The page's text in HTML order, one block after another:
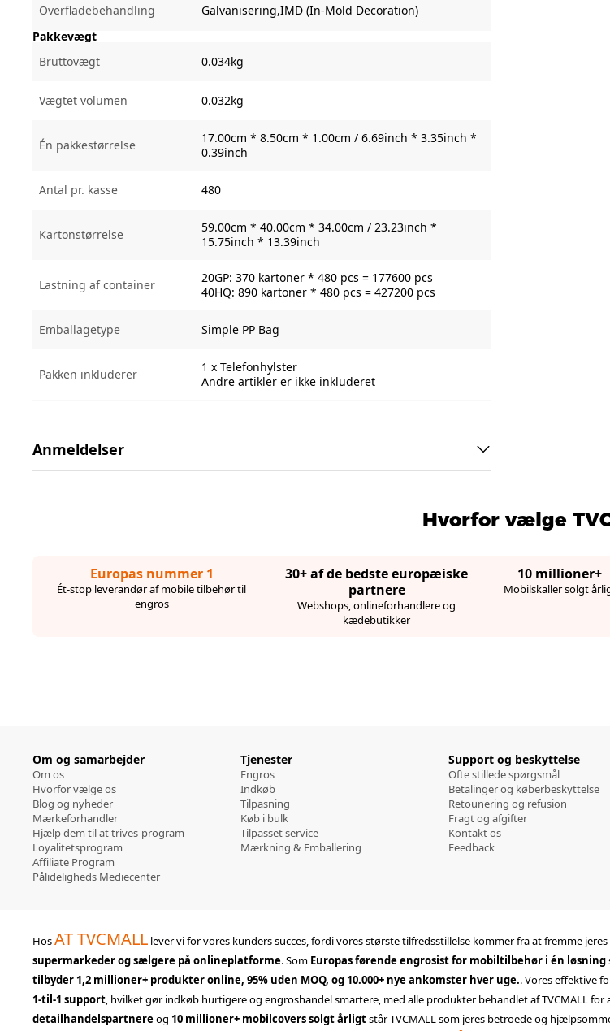
Overfladebehandling
Galvanisering,IMD (In-Mold Decoration)
Pakkevægt
Bruttovægt
0.034kg
Vægtet volumen 0.032kg
Én pakkestørrelse
17.00cm * 8.50cm * 1.00cm / 6.69inch * 3.35inch *
0.39inch
Antal pr. kasse 480
Kartonstørrelse
59.00cm * 40.00cm * 34.00cm / 23.23inch *
15.75inch * 13.39inch
Lastning af container
20GP: 370 kartoner * 480 pcs = 177600 pcs
40HQ: 890 kartoner * 480 pcs = 427200 pcs
Emballagetype Simple PP Bag
Pakken inkluderer
1 x Telefonhylster
Andre artikler er ikke inkluderet
Anmeldelser
Hvorfor vælge
Europas nummer 1
Ét-stop leverandør af mobile tilbehør til
engros
30+ af de bedste europæiske
partnere
Webshops, onlineforhandlere og
kædebutikker
10 millioner+
Mobilskaller solgt
Om og samarbejder
Om os
Hvorfor vælge os
Blog og nyheder
Mærkeforhandler
Hjælp dem til at trives-program
Loyalitetsprogram
Affiliate Program
Pålideligheds Mediecenter
Tjenester
Engros
Indkøb
Tilpasning
Køb i bulk
Tilpasset service
Mærkning & Emballering
Support og beskyttelse
Ofte stillede spørgsmål
Betalinger og køberbeskyttelse
Retounering og refusion
Fragt og afgifter
Kontakt os
Feedback
HosAT TVCMALL lever vi for vores kunders succes, fordi vores største tilfredsstillelse kommer fra at fremme
supermarkeder og sælgere på onlineplatforme. Som Europas førende engrosist for mobiltilbehør i én løsning
tilbyder 1,2 millioner+ produkter online, 95% uden MOQ, og 10.000+ nye ankomster hver uge.. Vores effektive
1-til-1 support, hvilket gør indkøb hurtigere og engroshandel smartere, med alle produkter behandlet af TVCMALL for
detailhandelspartnereog 10 millioner+ mobilcovers solgt årligtstår TVCMALL som jeres betroede og